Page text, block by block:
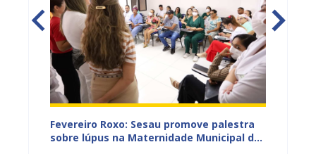
Fevereiro Roxo: Sesau promove palestra
sobre lúpus na Maternidade Municipal de